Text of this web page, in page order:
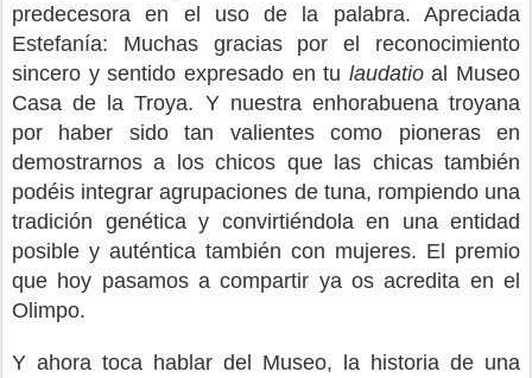
predecesora en el uso de la palabra. Apreciada
Estefanía: Muchas gracias por el reconocimiento
sincero y sentido expresado en tu laudatioal Museo
Casa de la Troya. Y nuestra enhorabuena troyana
por haber sido tan valientes como pioneras en
demostrarnos a los chicos que las chicas también
podéis integrar agrupaciones de tuna, rompiendo una
tradición genética y convirtiéndola en una entidad
posible y auténtica también con mujeres. El premio
que hoy pasamos a compartir ya os acredita en el
Olimpo.
Y ahora toca hablar del Museo, la historia de una